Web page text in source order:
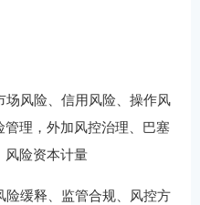
场风险、信用风险、操作风
理，外加风控治理、巴塞
风险资本计量
险缓释、监管合规、风控方